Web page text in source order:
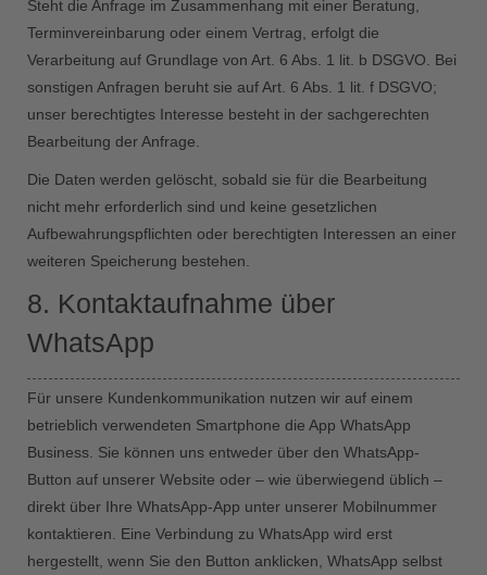
Steht die Anfrage im Zusammenhang mit einer Beratung,
Terminvereinbarung oder einem Vertrag, erfolgt die
Verarbeitung auf Grundlage von Art. 6 Abs. 1 lit. b DSGVO. Bei
sonstigen Anfragen beruht sie auf Art. 6 Abs. 1 lit. f DSGVO;
unser berechtigtes Interesse besteht in der sachgerechten
Bearbeitung der Anfrage.
Die Daten werden gelöscht, sobald sie für die Bearbeitung
nicht mehr erforderlich sind und keine gesetzlichen
Aufbewahrungspflichten oder berechtigten Interessen an einer
weiteren Speicherung bestehen.
8. Kontaktaufnahme über
WhatsApp
Für unsere Kundenkommunikation nutzen wir auf einem
betrieblich verwendeten Smartphone die App WhatsApp
Business. Sie können uns entweder über den WhatsApp-
Button auf unserer Website oder – wie überwiegend üblich –
direkt über Ihre WhatsApp-App unter unserer Mobilnummer
kontaktieren. Eine Verbindung zu WhatsApp wird erst
hergestellt, wenn Sie den Button anklicken, WhatsApp selbst